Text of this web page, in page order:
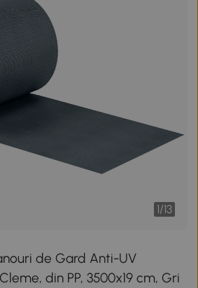
1/13
de Gard Anti-UV
din PP, 3500x19 cm, Gri